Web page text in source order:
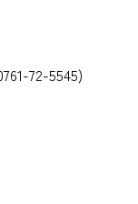
72-5545)